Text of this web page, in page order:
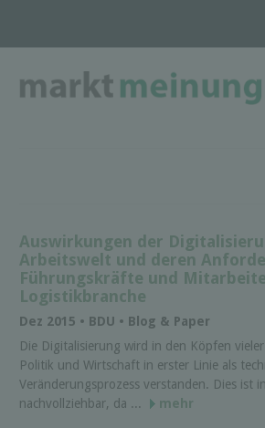
Auswirkungen der
Arbeitswelt und deren
Führungskräfte und
Logistikbranche
Dez 2015 • BDU • Blog & Paper
Die Digitalisierung wird in den Köpfen
Politik und Wirtschaft in erster Linie als
Veränderungsprozess verstanden. Dies ist
nachvollziehbar, da ...
mehr